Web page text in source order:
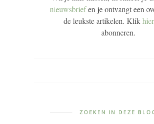
nieuwsbriefen je ontvangt een
de leukste artikelen. Klikhier
abonneren.
ZOEKEN IN DEZE